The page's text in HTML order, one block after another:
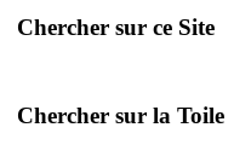
Chercher sur ce Site
Chercher sur la Toile